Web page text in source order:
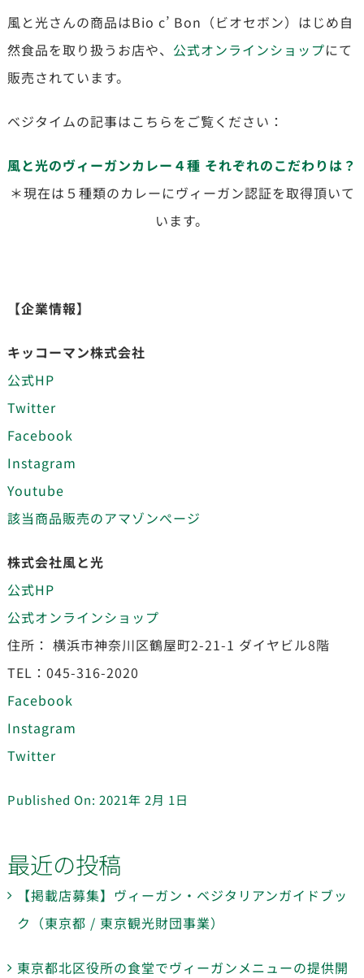
風と光さんの商品はBio c’ Bon（ビオセボン）はじめ自
然食品を取り扱うお店や、 公式オンラインショップにて
販売されています。
ベジタイムの記事はこちらをご覧ください：
風と光のヴィーガンカレー４種 それぞれのこだわりは？
＊現在は５種類のカレーにヴィーガン認証を取得頂いて
います。
【企業情報】
キッコーマン株式会社
公式HP
Twitter
Facebook
Instagram
Youtube
該当商品販売のアマゾンぺージ
株式会社風と光
公式HP
公式オンラインショップ
住所： 横浜市神奈川区鶴屋町2-21-1 ダイヤビル8階
TEL：045-316-2020
Facebook
Instagram
Twitter
Published On: 2021年 2月 1日
最近の投稿
【掲載店募集】ヴィーガン・ベジタリアンガイドブッ
ク（東京都 / 東京観光財団事業）
東京都北区役所の食堂でヴィーガンメニューの提供開